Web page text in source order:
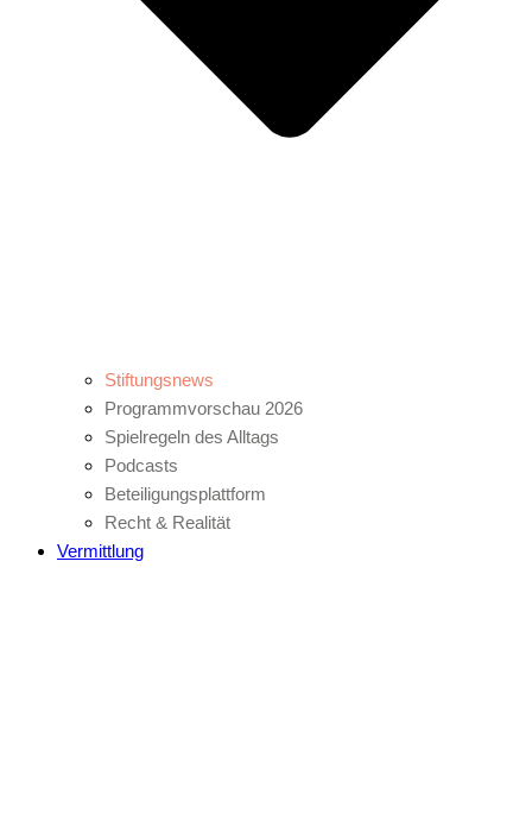
Stiftungsnews
Programmvorschau 2026
Spielregeln des Alltags
Podcasts
Beteiligungsplattform
Recht & Realität
Vermittlung